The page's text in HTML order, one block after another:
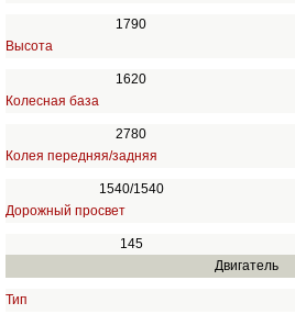
1790
Высота
1620
Колесная база
2780
Колея передняя/задняя
1540/1540
Дорожный просвет
145
Двигатель
Тип